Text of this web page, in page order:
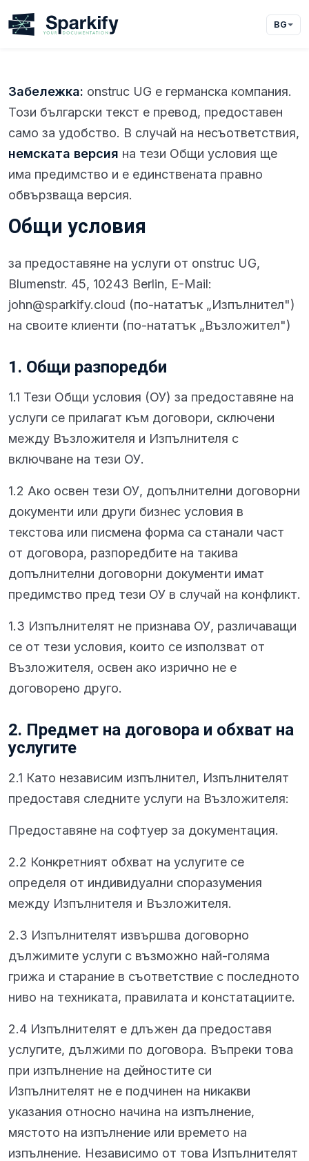
BG
Забележка: onstruc UG е германска компания.
Този български текст е превод, предоставен
само за удобство. В случай на несъответствия,
немската версия на тези Общи условия ще
има предимство и е единствената правно
обвързваща версия.
Общи условия
за предоставяне на услуги от onstruc UG,
Blumenstr. 45, 10243 Berlin, E-Mail:
john@sparkify.cloud (по-нататък „Изпълнител")
на своите клиенти (по-нататък „Възложител")
1. Общи разпоредби
1.1 Тези Общи условия (ОУ) за предоставяне на
услуги се прилагат към договори, сключени
между Възложителя и Изпълнителя с
включване на тези ОУ.
1.2 Ако освен тези ОУ, допълнителни договорни
документи или други бизнес условия в
текстова или писмена форма са станали част
от договора, разпоредбите на такива
допълнителни договорни документи имат
предимство пред тези ОУ в случай на конфликт.
1.3 Изпълнителят не признава ОУ, различаващи
се от тези условия, които се използват от
Възложителя, освен ако изрично не е
договорено друго.
2. Предмет на договора и обхват на
услугите
2.1 Като независим изпълнител, Изпълнителят
предоставя следните услуги на Възложителя:
Предоставяне на софтуер за документация.
2.2 Конкретният обхват на услугите се
определя от индивидуални споразумения
между Изпълнителя и Възложителя.
2.3 Изпълнителят извършва договорно
дължимите услуги с възможно най-голяма
грижа и старание в съответствие с последното
ниво на техниката, правилата и констатациите.
2.4 Изпълнителят е длъжен да предоставя
услугите, дължими по договора. Въпреки това
при изпълнение на дейностите си
Изпълнителят не е подчинен на никакви
указания относно начина на изпълнение,
мястото на изпълнение или времето на
изпълнение. Независимо от това Изпълнителят